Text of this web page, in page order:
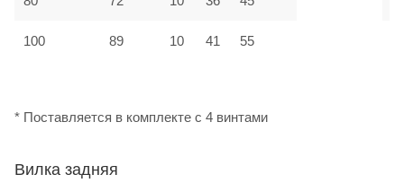
100 89 10 41 55
* Поставляется в комплекте с 4 винтами
Вилка задняя